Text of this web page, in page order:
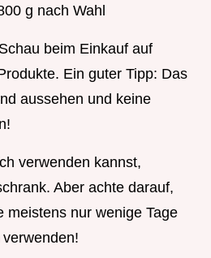
g nach Wahl
Schau beim Einkauf auf
Ein guter Tipp: Das
aussehen und keine
verwenden kannst,
Aber achte darauf,
meistens nur wenige Tage